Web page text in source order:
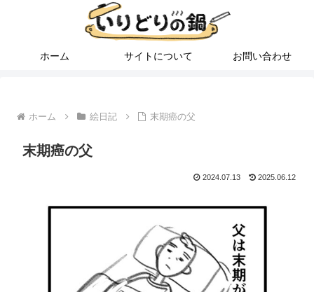
ホーム サイトについて お問い合わせ
ホーム 絵日記 末期癌の父
末期癌の父
2024.07.13 2025.06.12